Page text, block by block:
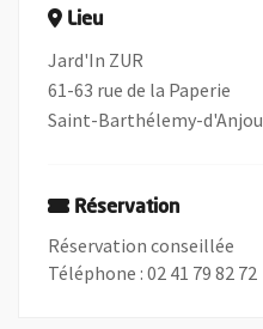
Lieu
Jard'In ZUR
61-63 rue de la Paperie
Saint-Barthélemy-d'Anjou
Réservation
Réservation conseillée
Téléphone : 02 41 79 82 72